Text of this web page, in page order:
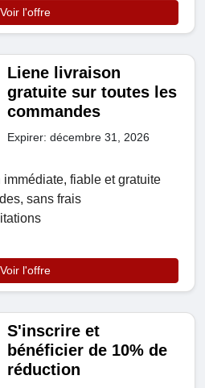
Voir l'offre
Liene livraison
gratuite sur toutes les
commandes
Expirer: décembre 31, 2026
fiable et gratuite
sans frais
Voir l'offre
S'inscrire et
bénéficier de 10% de
réduction